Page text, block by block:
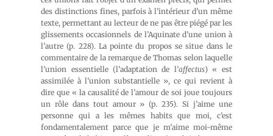
des distinctions fines, parfois à l’intérieur d’un même
texte, permettant au lecteur de ne pas être piégé par les
glissements occasionnels de l’Aquinate d’une union à
l’autre (p. 228). La pointe du propos se situe dans le
commentaire de la remarque de Thomas selon laquelle
l’union essentielle (l’adaptation de l’affectus) « est
assimilée à l’union substantielle », ce qui revient à
dire que « la causalité de l’amour de soi joue toujours
un rôle dans tout amour » (p. 235). Si j’aime une
personne qui a les mêmes habits que moi, c’est
fondamentalement parce que je m’aime moi-même